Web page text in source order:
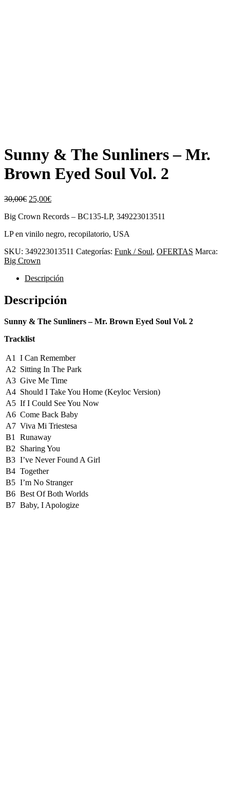
Sunny & The Sunliners – Mr.
Brown Eyed Soul Vol. 2
30,00€ El
original
30,00€.
25,00€El
actual
25,00€.
Big Crown Records – BC135-LP, 349223013511
LP en vinilo negro, recopilatorio, USA
SKU: 349223013511 Categorías: Funk / Soul, OFERTAS Marca:
Big Crown
Descripción
Descripción
Sunny & The Sunliners – Mr. Brown Eyed Soul Vol. 2
Tracklist
A1 I Can Remember
A2 Sitting In The Park
A3 Give Me Time
A4 Should I Take You Home (Keyloc Version)
A5 If I Could See You Now
A6 Come Back Baby
A7 Viva Mi Triestesa
B1 Runaway
B2 Sharing You
B3 I’ve Never Found A Girl
B4 Together
B5 I’m No Stranger
B6 Best Of Both Worlds
B7 Baby, I Apologize